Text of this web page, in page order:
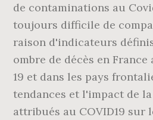
de contaminations au
toujours difficile de
raison d'indicateurs
ombre de décès en
19 et dans les pays
tendances et l'impact de
attribués au COVID19 sur